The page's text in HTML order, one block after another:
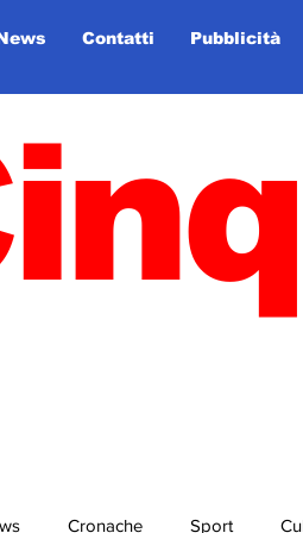
Contatti Pubblicità
Cronache Sport